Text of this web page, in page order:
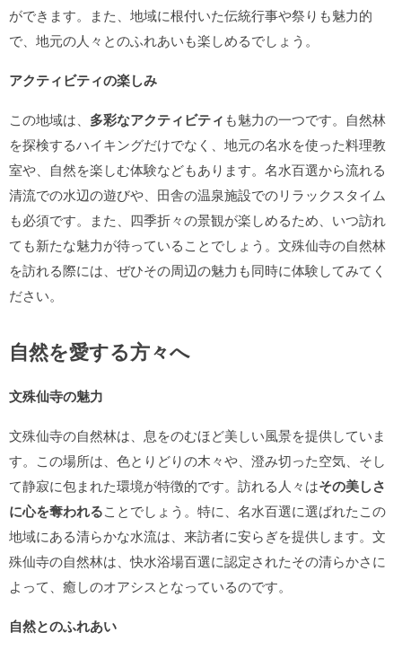
ができます。また、地域に根付いた伝統行事や祭りも魅力的
で、地元の人々とのふれあいも楽しめるでしょう。
アクティビティの楽しみ
この地域は、 多彩なアクティビティ も魅力の一つです。自然林
を探検するハイキングだけでなく、地元の名水を使った料理教
室や、自然を楽しむ体験などもあります。名水百選から流れる
清流での水辺の遊びや、田舎の温泉施設でのリラックスタイム
も必須です。また、四季折々の景観が楽しめるため、いつ訪れ
ても新たな魅力が待っていることでしょう。文殊仙寺の自然林
を訪れる際には、ぜひその周辺の魅力も同時に体験してみてく
ださい。
自然を愛する方々へ
文殊仙寺の魅力
文殊仙寺の自然林は、息をのむほど美しい風景を提供していま
す。この場所は、色とりどりの木々や、澄み切った空気、そし
て静寂に包まれた環境が特徴的です。訪れる人々はその美しさ
に心を奪われることでしょう。特に、名水百選に選ばれたこの
地域にある清らかな水流は、来訪者に安らぎを提供します。文
殊仙寺の自然林は、快水浴場百選に認定されたその清らかさに
よって、癒しのオアシスとなっているのです。
自然とのふれあい